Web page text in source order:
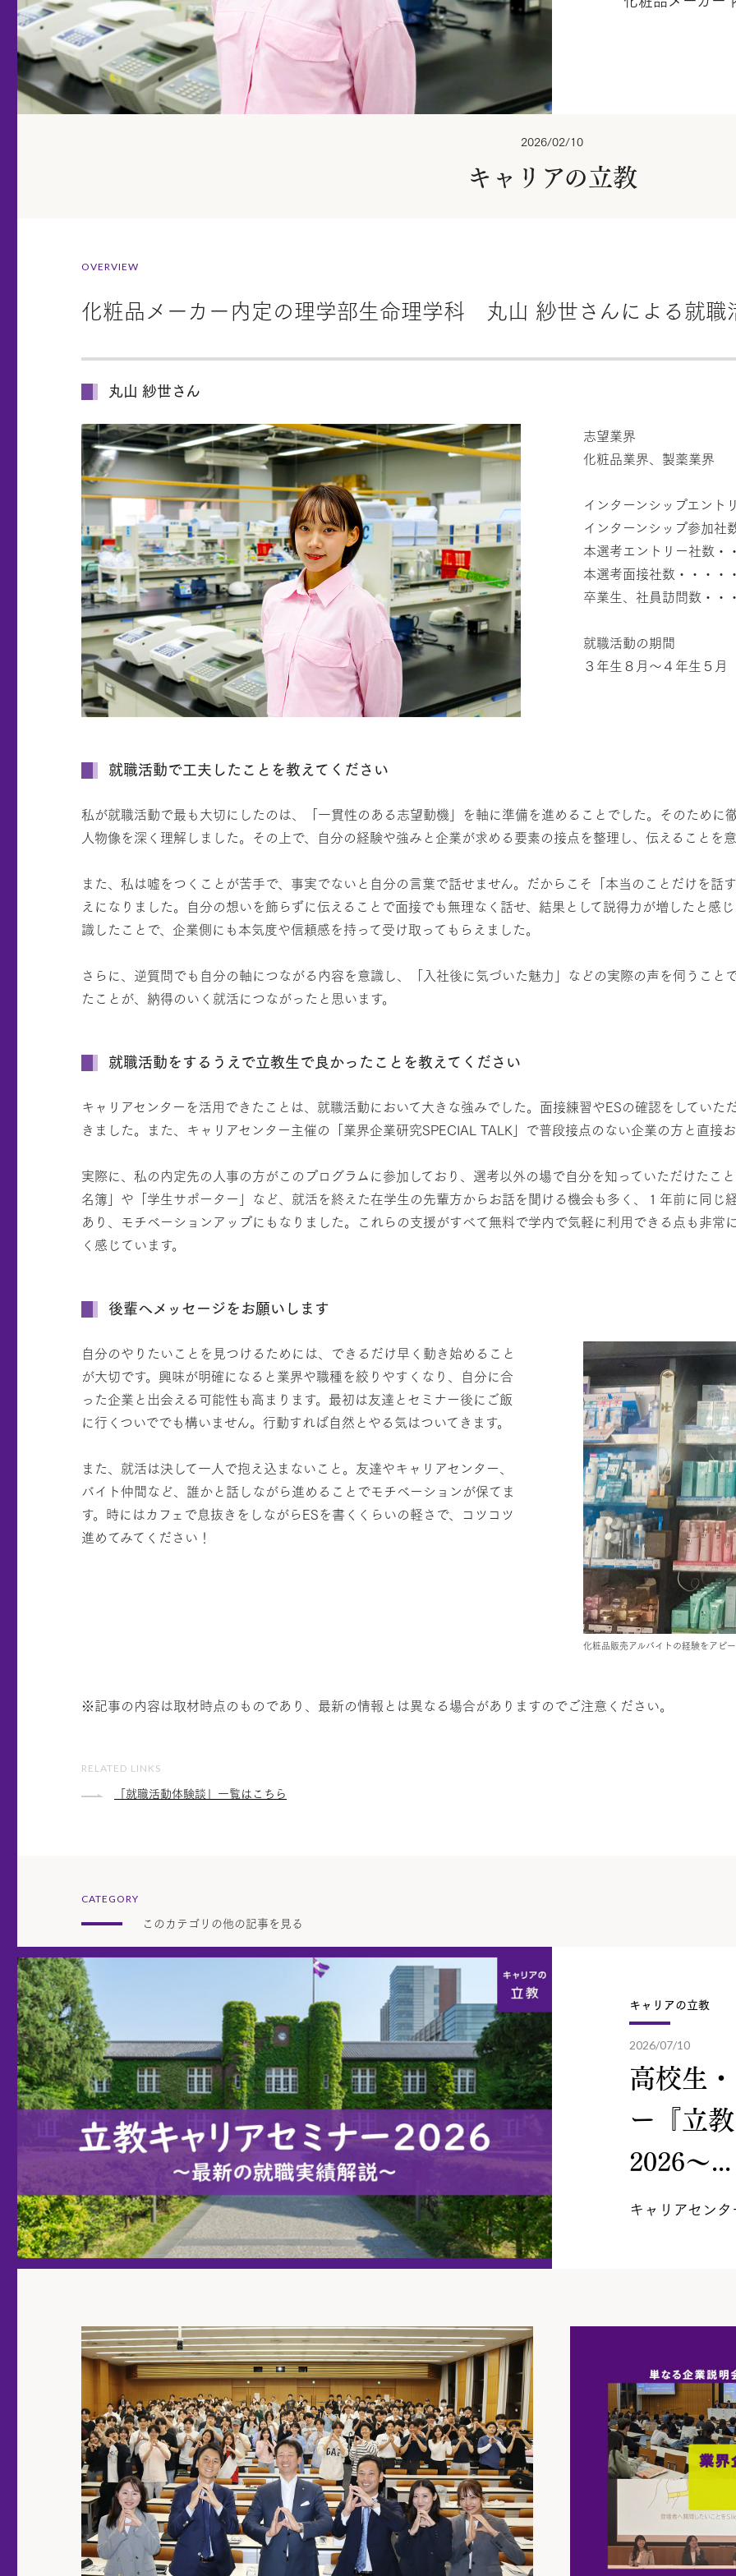
2026/02/10
キャリアの立教
OVERVIEW
化粧品メーカー内定の理学部生命理学科 丸山 紗世さんによる就職
丸山 紗世さん
志望業界
化粧品業界、製薬業界
インターンシップエント
インターンシップ参加社
本選考エントリー社数・
本選考面接社数・・・・
卒業生、社員訪問数・・
就職活動の期間
３年生８月～４年生５月
就職活動で工夫したことを教えてください
私が就職活動で最も大切にしたのは、「一貫性のある志望動機」を軸に準備を進めることでした。そのために
人物像を深く理解しました。その上で、自分の経験や強みと企業が求める要素の接点を整理し、伝えることを
また、私は嘘をつくことが苦手で、事実でないと自分の言葉で話せません。だからこそ「本当のことだけを話
えになりました。自分の想いを飾らずに伝えることで面接でも無理なく話せ、結果として説得力が増したと感
識したことで、企業側にも本気度や信頼感を持って受け取ってもらえました。
さらに、逆質問でも自分の軸につながる内容を意識し、「入社後に気づいた魅力」などの実際の声を伺うこ
たことが、納得のいく就活につながったと思います。
就職活動をするうえで立教生で良かったことを教えてください
キャリアセンターを活用できたことは、就職活動において大きな強みでした。面接練習やESの確認をしてい
きました。また、キャリアセンター主催の「業界企業研究SPECIAL TALK」で普段接点のない企業の方と直接
実際に、私の内定先の人事の方がこのプログラムに参加しており、選考以外の場で自分を知っていただけたこ
名簿」や「学生サポーター」など、就活を終えた在学生の先輩方からお話を聞ける機会も多く、１年前に同じ
あり、モチベーションアップにもなりました。これらの支援がすべて無料で学内で気軽に利用できる点も非
く感じています。
後輩へメッセージをお願いします
化粧品販売アルバイトの経験をアピ
自分のやりたいことを見つけるためには、できるだけ早く動き始めること
が大切です。興味が明確になると業界や職種を絞りやすくなり、自分に合
った企業と出会える可能性も高まります。最初は友達とセミナー後にご飯
に行くついででも構いません。行動すれば自然とやる気はついてきます。
また、就活は決して一人で抱え込まないこと。友達やキャリアセンター、
バイト仲間など、誰かと話しながら進めることでモチベーションが保てま
す。時にはカフェで息抜きをしながらESを書くくらいの軽さで、コツコツ
進めてみてください！
※記事の内容は取材時点のものであり、最新の情報とは異なる場合がありますのでご注意ください。
RELATED LINKS
「就職活動体験談」一覧はこちら
CATEGORY
このカテゴリの他の記事を見る
キャリアの立教
2026/07/10
高校生
ー『立
2026～...
キャリアセン